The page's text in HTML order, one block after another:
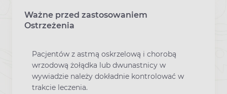
Ważne przed zastosowaniem
Ostrzeżenia
Pacjentów z astmą oskrzelową i chorobą
wrzodową żołądka lub dwunastnicy w
wywiadzie należy dokładnie kontrolować w
trakcie leczenia.